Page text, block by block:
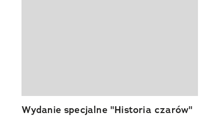
Wydanie specjalne "Historia czarów"